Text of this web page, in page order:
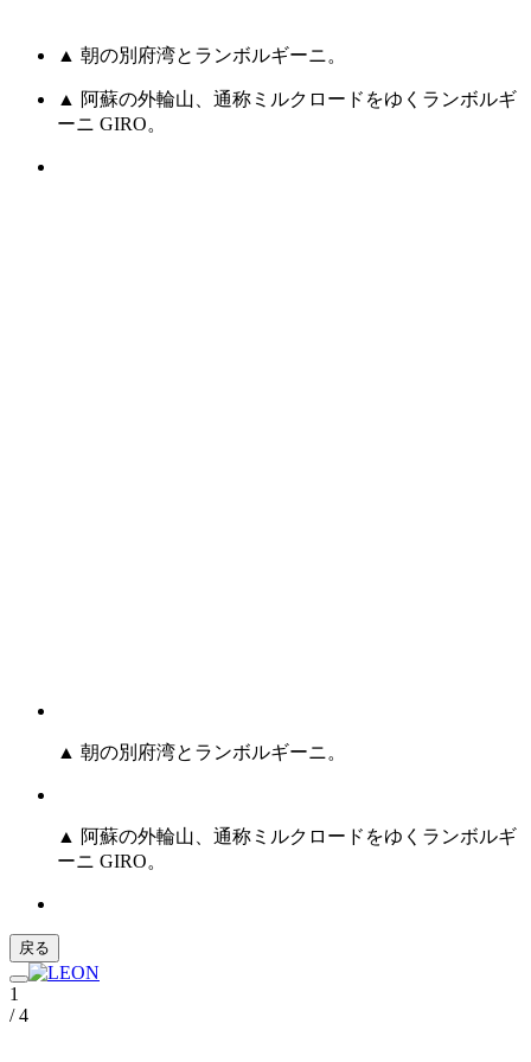
▲ 朝の別府湾とランボルギーニ。
▲ 阿蘇の外輪山、通称ミルクロードをゆくランボルギ
ーニ GIRO。
▲ 朝の別府湾とランボルギーニ。
▲ 阿蘇の外輪山、通称ミルクロードをゆくランボルギ
ーニ GIRO。
戻る
1
/ 4